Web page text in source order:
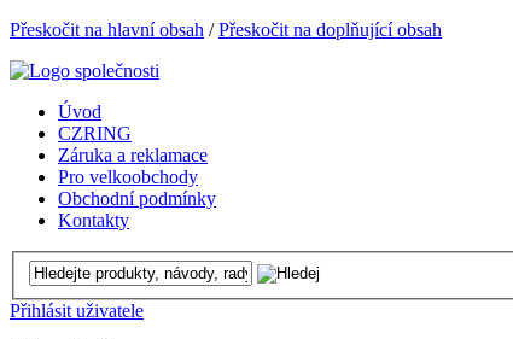
Přeskočit na hlavní obsah /Přeskočit na doplňující obsah
Úvod
CZRING
Záruka a reklamace
Pro velkoobchody
Obchodní podmínky
Kontakty
Přihlásit uživatele